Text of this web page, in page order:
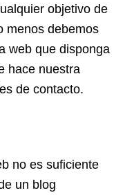
objetivo de
menos debemos
web que disponga
hace nuestra
de contacto.
no es suficiente
un blog